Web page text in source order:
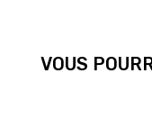
VOUS